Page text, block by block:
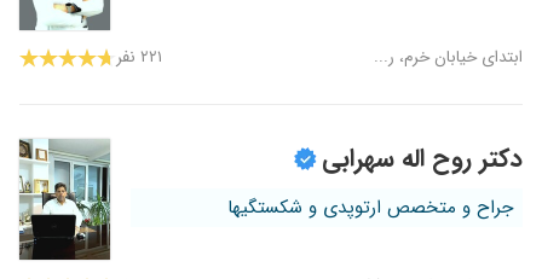
ابتدای خیابان خرم، ر... ۲۲۱ نفر
دکتر روح اله سهرابی
جراح و متخصص ارتوپدی و شکستگیها